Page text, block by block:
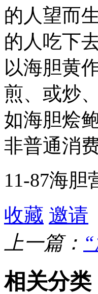
的人望而
的人吃下
以海胆黄
煎、或炒
如海胆烩
非普通消
11-87海
收藏 邀请
上一篇：
相关分类